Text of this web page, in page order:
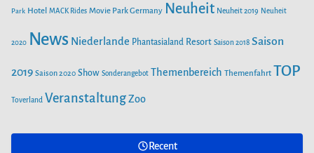
FREIZEITPARK PLOHN BAUT WELTNEUHEIT! ERSTER MULTI
LAUNCH WASSERACHTERBAHN!
ESA-ASTRONAUT MATTHIAS MAURER
BESUCHT DEN PLAYMOBIL-FUNPARK
FREIZEITPARK PLOHN STELLT NEUHEIT
Park Hotel MACK Rides Movie Park Germany Neuheit Neuheit 2019 Neuheit
2020 News Niederlande Phantasialand Resort Saison 2018 Saison
2019 Saison 2020 Show Sonderangebot Themenbereich Themenfahrt TOP
Toverland VeranstaltungZoo
Recent